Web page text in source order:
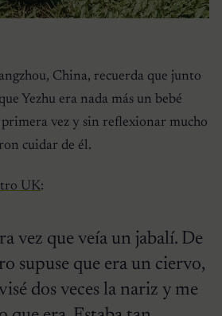
China, recuerda que junto
Yezhu era nada más un bebé
vez y sin reflexionar mucho
cuidar de él.
UK:
vez que veía un jabalí. De
supuse que era un ciervo,
dos veces la nariz y me